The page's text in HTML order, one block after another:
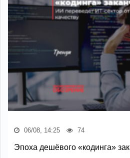
06/08, 14:25 74
Эпоха дешёвого «кодинга»